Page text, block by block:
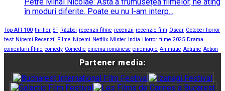
în moduri diferite. Poate eu nu l-am interp...
Top AFI 100 thriller SF Război recenzii filme recenzii recenzie film Oscar October horror
fest Nipemi Recenzii Filme Nipemi Netflix Mister India Horror filme 2025 Drama
comentarii filme comedy Comedie cinema românesc cinemagie Animatie Acțiune Action
Partener media: